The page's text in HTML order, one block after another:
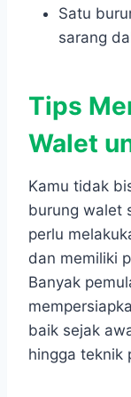
Satu
sarang
Tips
Walet
Kamu tidak
burung walet
perlu
dan memiliki
Banyak
baik sejak
hingga teknik